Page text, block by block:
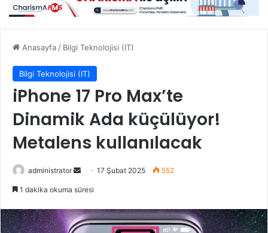
Anasayfa/ Bilgi Teknolojisi (IT)
Bilgi Teknolojisi (IT)
iPhone 17 Pro Max’te
Dinamik Ada küçülüyor!
Metalens kullanılacak
administrator
Bir
göndermek
17 Şubat 2025 552
1 dakika okuma süresi